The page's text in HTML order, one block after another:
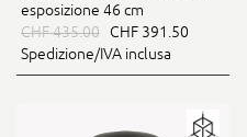
esposizione 46 cm
CHF 435.00 CHF 391.50
Spedizione/IVA inclusa